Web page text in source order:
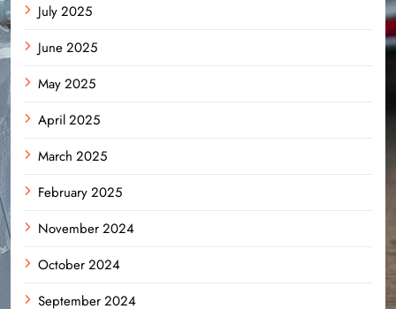
July 2025
June 2025
May 2025
April 2025
March 2025
February 2025
November 2024
October 2024
September 2024